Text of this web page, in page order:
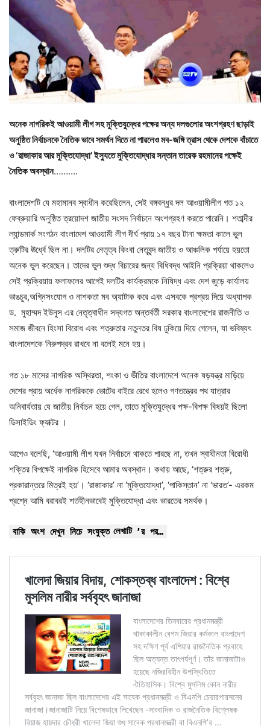
অনেক নাগরিকই আওয়ামী লীগ সহ মুক্তিযুদ্ধের পক্ষের অন্য দলগুলোর অংশগ্রহণ ছাড়াই
অনুষ্ঠিত নির্বাচনকে নৈতিক ভাবে সমর্থন দিতে না পারলেও মব-জঙ্গি ত্রাস থেকে দেশকে বাঁচাতে
ও ‘রাজাকার আর মুক্তিযোদ্ধা’ ইস্যুতে মুক্তিযোদ্ধার সন্তান তারেক রহমানের পক্ষেই
নৈতিক অবস্থান……….
বাংলাদেশটি যে মহামানব স্বাধীন করেছিলেন, সেই বঙ্গবন্ধুর দল আওয়ামীলীগ গত ১২
ফেব্রুয়ারি অনুষ্ঠিত ত্রয়োদশ জাতীয় সংসদ নির্বাচনে অংশগ্রহণ করতে পারেনি। শতাব্দীর
ল্যান্ডমার্ক সংগঠন বাংলাদেশ আওয়ামী লীগ দীর্ঘ প্রায় ১৭ বছর টানা ক্ষমতা কালে ভুল
ত্রুটির ঊর্ধ্বে ছিল না। দলটির নেতৃত্ব কিংবা নেতৃবৃন্দ জাতীয় ও আঞ্চলিক পর্যায়ে হয়তো
অনেক ভুল করেছেন। তাদের ভুল শুদ্ধ বিচারের জন্য বিধিবদ্ধ আইনি প্রক্রিয়া থাকলেও
সেই প্রক্রিয়ায় ফলাফলের আগেই দলটির কার্যক্রমকে নিষিদ্ধ এবং দেশ জুড়ে কার্যালয়
ভাঙচুর,অগ্নিসংযোগ ও নাশকতা মব অ্যাটাক করে এবং এসবকে প্রশ্রয় দিয়ে অধ্যাপক
ড. মুহাম্মদ ইউনুস এর নেতৃত্বাধীন সদ্যগত অন্তর্বর্তী সরকার বাংলাদেশের রাজনীতি ও
সমাজ জীবনে হিংসা বিরোধ এবং শত্রুতার নতুনতর বিষ ঢুকিয়ে দিয়ে গেলেন, যা ভবিষ্যৎ
বাংলাদেশকে নিরুপদ্রব রাখবে না বলেই মনে হয়।
গত ১৮ মাসের নাগরিক অস্থিরতা, শংকা ও ভীতির বাংলাদেশে অনেক ষড়যন্ত্র মাড়িয়ে
দেশের প্রায় অর্ধেক নাগরিককে ভোটের বাইরে রেখে হলেও গণতন্ত্রের পথ যাত্রার
অনিবার্যতায় যে জাতীয় নির্বাচন হয়ে গেল, তাতে মুক্তিযুদ্ধের পক্ষ-বিপক্ষ বিষয়ই ছিলো
ডিসাইডিং ফ্যাক্টর ।
আগেও বলেছি, ‘আওয়ামী লীগ যখন নির্বাচনে থাকতে পারছে না, তখন স্বাধীনতা বিরোধী
শক্তির বিপক্ষেই নাগরিক হিসেবে আমার অবস্থান। কথায় আছে, ‘শত্রুর শত্রু,
প্রকারান্তরে মিত্রই হয়’। ‘রাজাকার’ না ‘মুক্তিযোদ্ধা’, ‘পাকিস্তান’ না ‘ভারত’- এরকম
প্রশ্নে আমি বরাবরই শর্তহীনভাবেই মুক্তিযোদ্ধা এবং ভারতের সমর্থক।
বাকি অংশ দেখুন নিচে সংযুক্ত লেখাটি ’র পর…